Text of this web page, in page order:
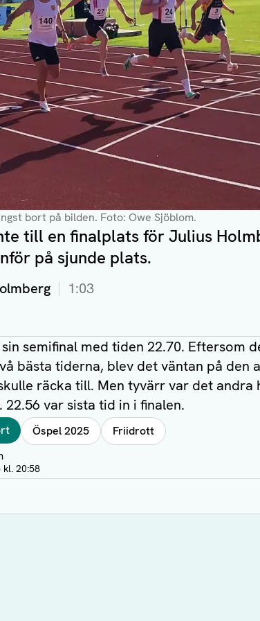
bort på bilden. Foto: Owe Sjöblom.
till en finalplats för Julius
på sjunde plats.
1:03
semifinal med tiden 22.70. Eftersom
bästa tiderna, blev det väntan på den
räcka till. Men tyvärr var det andra
22.56 var sista tid in i finalen.
Öspel 2025 Friidrott
kl. 20:58